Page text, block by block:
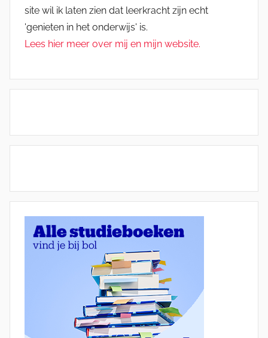
site wil ik laten zien dat leerkracht zijn echt
'genieten in het onderwijs' is.
Lees hier meer over mij en mijn website.